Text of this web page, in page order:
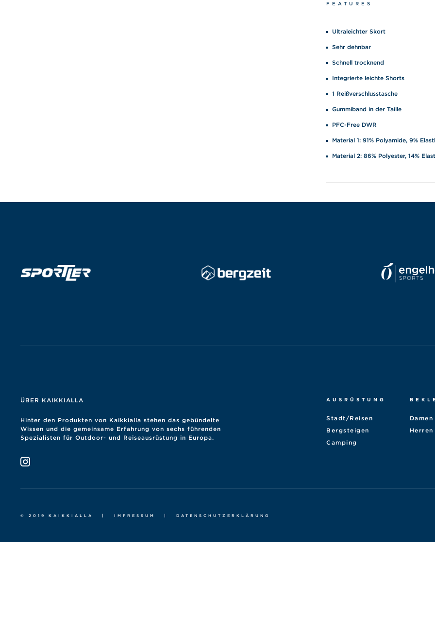
FEATURES
Ultraleichter Skort
Sehr dehnbar
Schnell trocknend
Integrierte leichte Shorts
1 Reißverschlusstasche
Gummiband in der Taille
PFC-Free DWR
Material 1: 91% Polyamide, 9%
Material 2: 86% Polyester, 14%
ÜBER KAIKKIALLA
Hinter den Produkten von Kaikkialla stehen das gebündelte
Wissen und die gemeinsame Erfahrung von sechs führenden
Spezialisten für Outdoor- und Reiseausrüstung in Europa.
AUSRÜSTUNG
Stadt/Reisen
Bergsteigen
Camping
Damen
Herren
© 2019 KAIKKIALLA | IMPRESSUM | DATENSCHUTZERKLÄRUNG